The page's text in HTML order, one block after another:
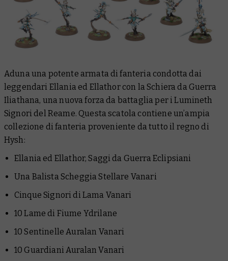
Aduna una potente armata di fanteria condotta dai
leggendari Ellania ed Ellathor con la Schiera da Guerra
Iliathana, una nuova forza da battaglia per i Lumineth
Signori del Reame. Questa scatola contiene un’ampia
collezione di fanteria proveniente da tutto il regno di
Hysh:
Ellania ed Ellathor, Saggi da Guerra Eclipsiani
Una Balista Scheggia Stellare Vanari
Cinque Signori di Lama Vanari
10 Lame di Fiume Ydrilane
10 Sentinelle Auralan Vanari
10 Guardiani Auralan Vanari